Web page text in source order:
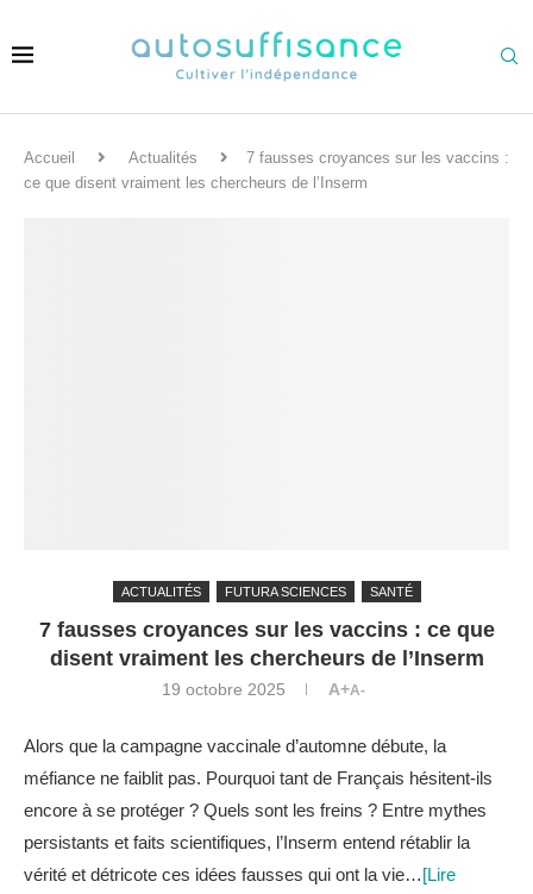
Accueil Actualités
7 fausses croyances sur les vaccins :
ce que disent vraiment les chercheurs de l’Inserm
ACTUALITÉS FUTURA SCIENCES SANTÉ
7 fausses croyances sur les vaccins : ce que
disent vraiment les chercheurs de l’Inserm
19 octobre 2025 A+A-
Alors que la campagne vaccinale d’automne débute, la
méfiance ne faiblit pas. Pourquoi tant de Français hésitent-ils
encore à se protéger ? Quels sont les freins ? Entre mythes
persistants et faits scientifiques, l’Inserm entend rétablir la
vérité et détricote ces idées fausses qui ont la vie…[Lire